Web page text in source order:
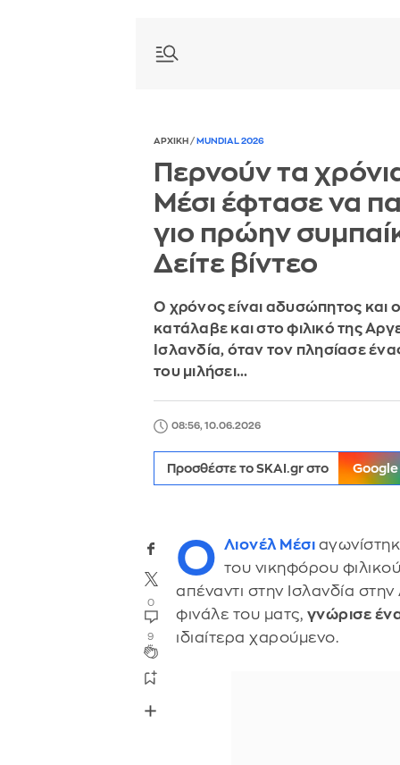
ΑΡΧΙΚΗ / MUNDIAL 2026
Περνούν τα
Μέσι έφτασε να
γιο πρώην
Δείτε βίντεο
Ο χρόνος είναι αδυσώπητος και
κατάλαβε και στο φιλικό της
Ισλανδία, όταν τον πλησίασε
του μιλήσει…
08:56, 10.06.2026
Προσθέστε το SKAI.gr στο Google
0
9
Ο Λιονέλ Μέσι
του νικηφόρου
απέναντι στην Ισλανδία
φινάλε του ματς, γνώρισε
ιδιαίτερα χαρούμενο.